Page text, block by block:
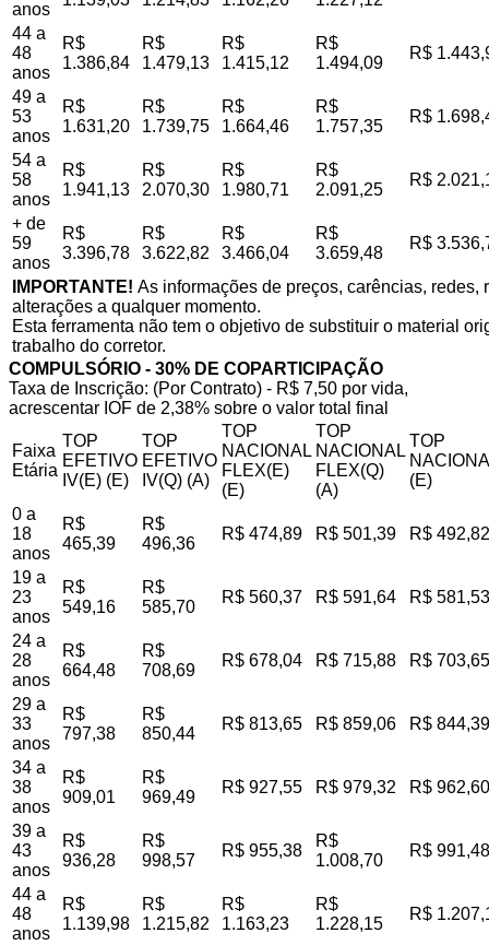
anos
44 a
48
anos
R$
1.386,84
R$
1.479,13
R$
1.415,12
R$
1.494,09
R$
49 a
53
anos
R$
1.631,20
R$
1.739,75
R$
1.664,46
R$
1.757,35
R$
54 a
58
anos
R$
1.941,13
R$
2.070,30
R$
1.980,71
R$
2.091,25
R$
+ de
59
anos
R$
3.396,78
R$
3.622,82
R$
3.466,04
R$
3.659,48
R$
IMPORTANTE! As informações de preços, carências,
alterações a qualquer momento.
Esta ferramenta não tem o objetivo de substituir o material
trabalho do corretor.
COMPULSÓRIO - 30% DE COPARTICIPAÇÃO
Taxa de Inscrição: (Por Contrato) - R$ 7,50 por vida,
acrescentar IOF de 2,38% sobre o valor total final
Faixa
Etária
TOP
EFETIVO
IV(E) (E)
TOP
EFETIVO
IV(Q) (A)
TOP
NACIONAL
FLEX(E)
(E)
TOP
NACIONAL
FLEX(Q)
(A)
TOP
(E)
0 a
18
anos
R$
465,39
R$
496,36
R$ 474,89 R$ 501,39 R$ 492,82
19 a
23
anos
R$
549,16
R$
585,70
R$ 560,37 R$ 591,64 R$ 581,53
24 a
28
anos
R$
664,48
R$
708,69
R$ 678,04 R$ 715,88 R$ 703,65
29 a
33
anos
R$
797,38
R$
850,44
R$ 813,65 R$ 859,06 R$ 844,39
34 a
38
anos
R$
909,01
R$
969,49
R$ 927,55 R$ 979,32 R$ 962,60
39 a
43
anos
R$
936,28
R$
998,57
R$ 955,38
R$
1.008,70
R$ 991,48
44 a
48
anos
R$
1.139,98
R$
1.215,82
R$
1.163,23
R$
1.228,15
R$